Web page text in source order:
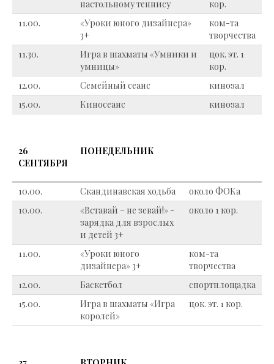
настольному теннису
кор.
11.00.
«Уроки юного дизайнера»
3+
ком-та
творчества
11.30.
Игра в шахматы «Умники и
умницы»
цок. эт. 1
кор.
12.00.
Семейный сеанс
кинозал
15.00.
Киносеанс кинозал
26
СЕНТЯБРЯ
ПОНЕДЕЛЬНИК
10.00. Скандинавская ходьба
около ФОКа
10.00.
«Вставай – не зевай!» -
зарядка для взрослых
и детей 3+
около 1 кор.
11.00.
«Уроки юного
дизайнера» 3+
ком-та
творчества
12.00.
Баскетбол
спортплощадка
15.00.
Игра в шахматы «Игра
королей»
цок. эт. 1 кор.